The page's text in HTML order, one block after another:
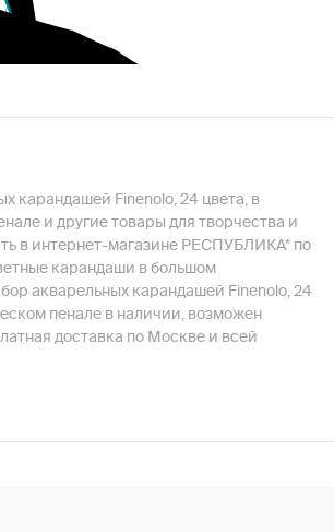
карандашей Finenolo, 24 цвета, в
и другие товары для творчества и
в интернет-магазине РЕСПУБЛИКА* по
карандаши в большом
акварельных карандашей Finenolo, 24
пенале в наличии, возможен
доставка по Москве и всей